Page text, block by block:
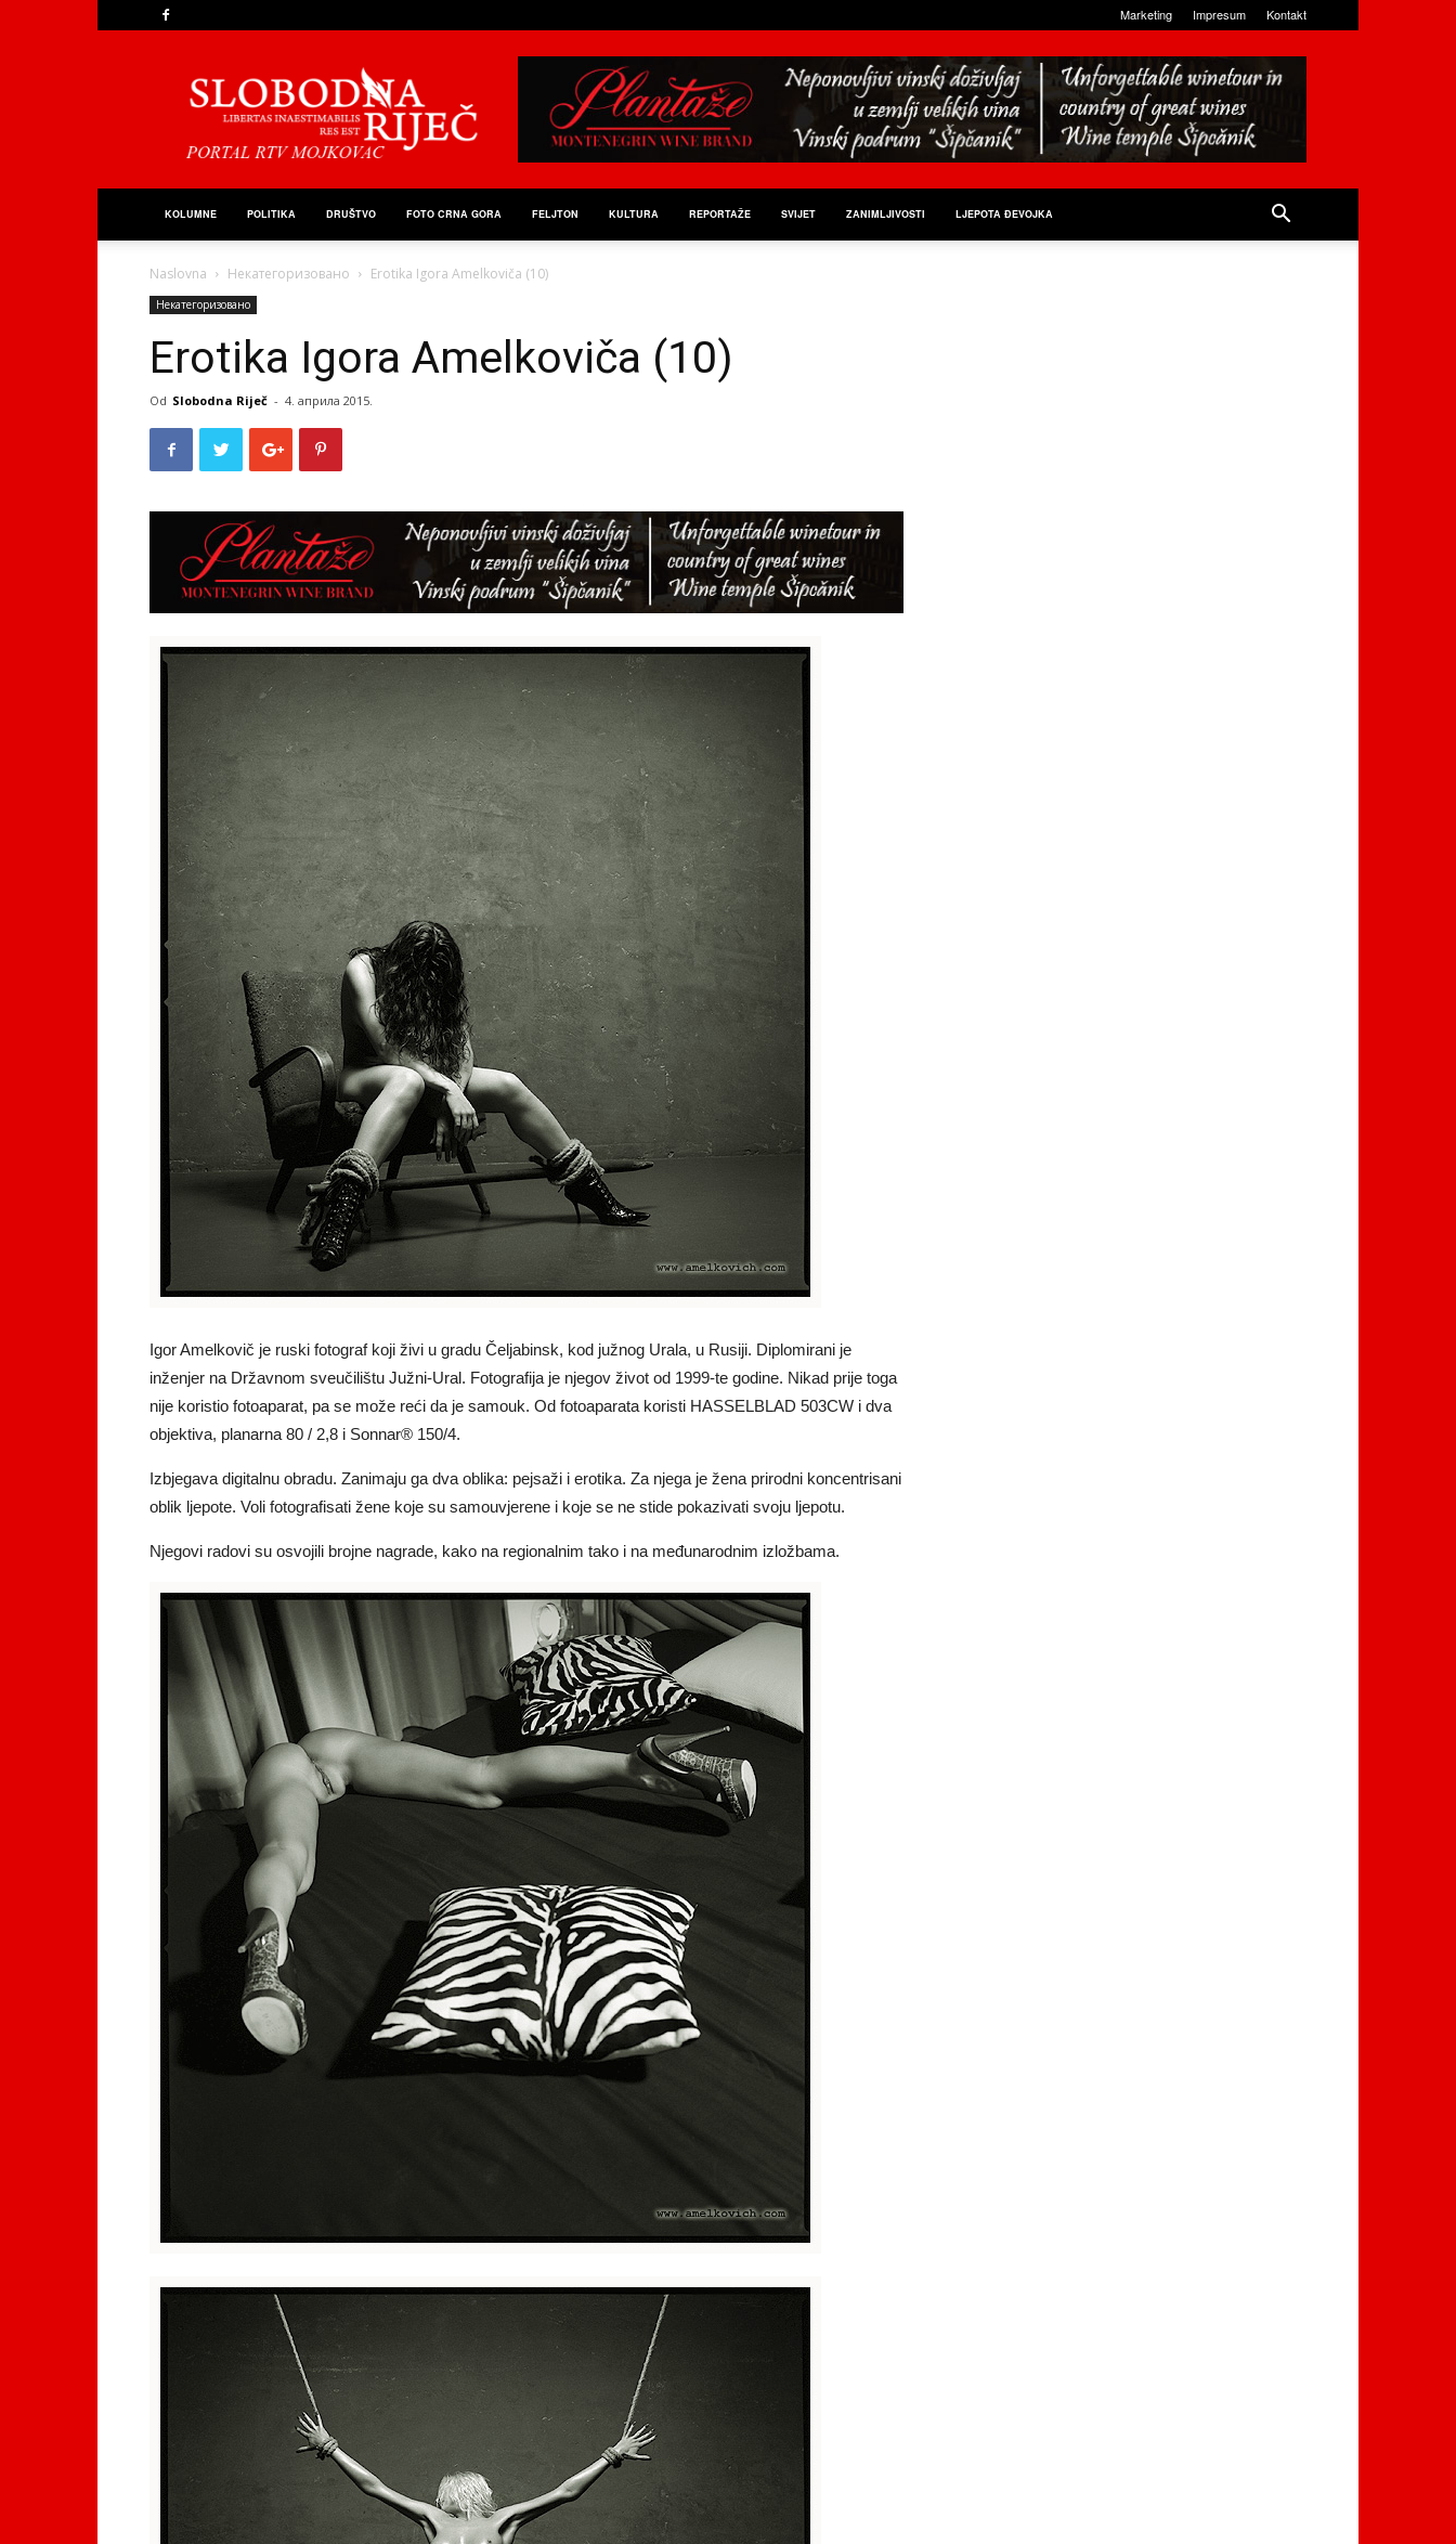
Marketing Impresum Kontakt
Riječ
KOLUMNE POLITIKA DRUŠTVO FOTO CRNA GORA FELJTON KULTURA REPORTAŽE SVIJET ZANIMLJIVOSTI LJEPOTA ĐEVOJKA
Naslovna Некатегоризовано Erotika Igora Amelkoviča (10)
Некатегоризовано
Erotika Igora Amelkoviča (10)
Od Slobodna Riječ - 4. априла 2015.
Igor Amelkovič je ruski fotograf koji živi u gradu Čeljabinsk, kod južnog Urala, u Rusiji. Diplomirani je
inženjer na Državnom sveučilištu Južni-Ural. Fotografija je njegov život od 1999-te godine. Nikad prije toga
nije koristio fotoaparat, pa se može reći da je samouk. Od fotoaparata koristi HASSELBLAD 503CW i dva
objektiva, planarna 80 / 2,8 i Sonnar® 150/4.
Izbjegava digitalnu obradu. Zanimaju ga dva oblika: pejsaži i erotika. Za njega je žena prirodni koncentrisani
oblik ljepote. Voli fotografisati žene koje su samouvjerene i koje se ne stide pokazivati svoju ljepotu.
Njegovi radovi su osvojili brojne nagrade, kako na regionalnim tako i na međunarodnim izložbama.